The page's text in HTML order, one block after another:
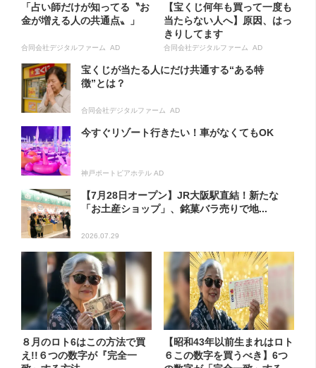
「占い師だけが知ってる〝お
金が増える人の共通点〟」
合同会社デジタルファーム AD
【宝くじ何年も買って一度も
当たらない人へ】原因、はっ
きりしてます
合同会社デジタルファーム AD
宝くじが当たる人にだけ共通する“ある特
徴”とは？
合同会社デジタルファーム AD
今すぐリゾート行きたい！車がなくてもOK
神戸ポートピアホテル AD
【7月28日オープン】JR大阪駅直結！新たな
「お土産ショップ」、銘菓バラ売りで地...
2026.07.29
８月のロト6はこの方法で買
え!!６つの数字が『完全一
【昭和43年以前生まれはロト
６この数字を買うべき】6つ